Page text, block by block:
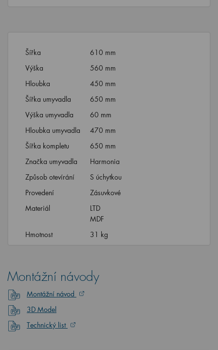
Šířka
610 mm
Výška
560 mm
Hloubka
450 mm
Šířka umyvadla
650 mm
Výška umyvadla
60 mm
Hloubka umyvadla
470 mm
Šířka kompletu
650 mm
Značka umyvadla
Harmonia
Způsob otevírání
S úchytkou
Provedení
Zásuvkové
Materiál
LTD
MDF
Hmotnost
31 kg
Montážní návody
Montážní návod
3D Model
Technický list